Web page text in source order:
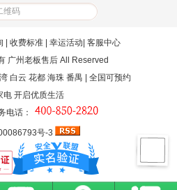
收费标准| 幸运活动 客服中心
广州老板售后 All Reserved
白云 花都 海珠 番禺 | 全国可预约
电 开启优质生活
电话：
号-3